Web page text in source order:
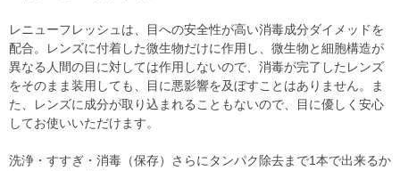
レニューフレッシュは、目への安全性が高い消毒成分ダイメッドを
配合。レンズに付着した微生物だけに作用し、微生物と細胞構造が
異なる人間の目に対しては作用しないので、消毒が完了したレンズ
をそのまま装用しても、目に悪影響を及ぼすことはありません。ま
た、レンズに成分が取り込まれることもないので、目に優しく安心
してお使いいただけます。
洗浄・すすぎ・消毒（保存）さらにタンパク除去まで1本で出来るか